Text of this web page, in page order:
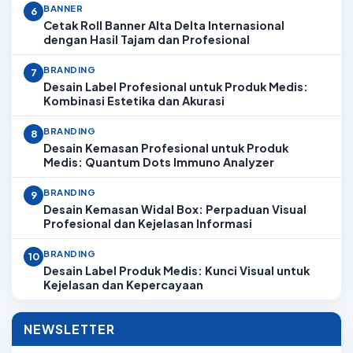
6 BANNER
Cetak Roll Banner Alta Delta Internasional
dengan Hasil Tajam dan Profesional
7 BRANDING
Desain Label Profesional untuk Produk Medis:
Kombinasi Estetika dan Akurasi
8 BRANDING
Desain Kemasan Profesional untuk Produk
Medis: Quantum Dots Immuno Analyzer
9 BRANDING
Desain Kemasan Widal Box: Perpaduan Visual
Profesional dan Kejelasan Informasi
10 BRANDING
Desain Label Produk Medis: Kunci Visual untuk
Kejelasan dan Kepercayaan
NEWSLETTER